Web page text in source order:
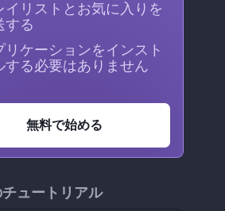
イリストとお気に入りを
する
リケーションをインスト
する必要はありません
無料で始める
ュートリアル